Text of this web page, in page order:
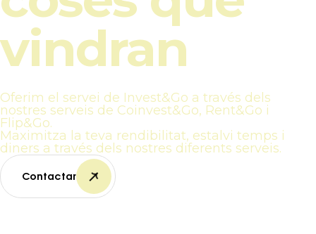
vindran
Oferim el servei de Invest&Go a través dels
nostres serveis de Coinvest&Go, Rent&Go i
Flip&Go.
Maximitza la teva rendibilitat, estalvi temps i
diners a través dels nostres diferents serveis.
Contactar